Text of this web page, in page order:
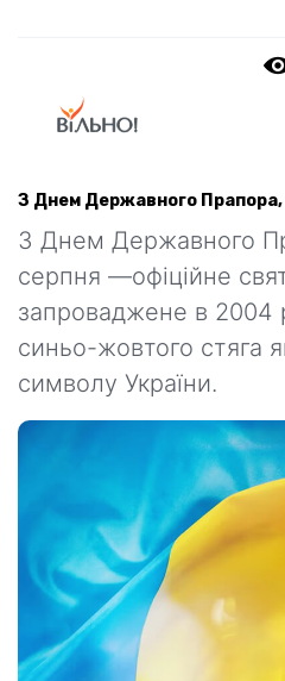
З Днем Державного Прапора,
З Днем Державного
серпня —офіційне
запроваджене в 2004
синьо-жовтого стяга
символу України.